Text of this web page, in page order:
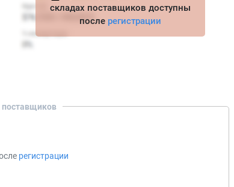
складах поставщиков доступны
после регистрации
поставщиков
регистрации